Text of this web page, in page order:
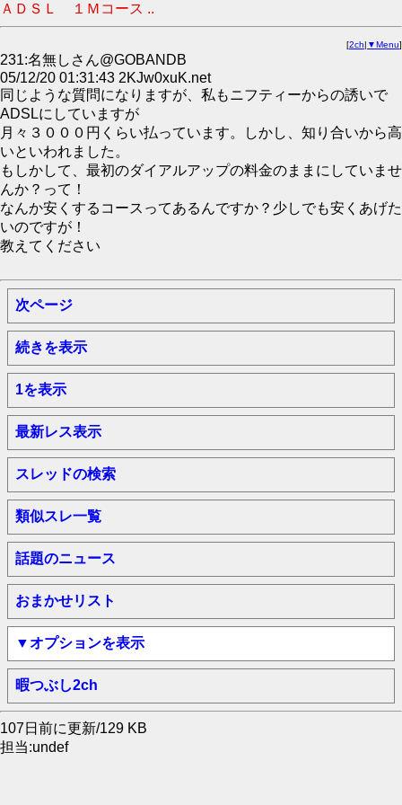
ＡＤＳＬ １Ｍコース ..
[2ch| ▼Menu]
231:名無しさん@GOBANDB
05/12/20 01:31:43 2KJw0xuK.net
同じような質問になりますが、私もニフティーからの誘いで
ADSLにしていますが
月々３０００円くらい払っています。しかし、知り合いから高
いといわれました。
もしかして、最初のダイアルアップの料金のままにしていませ
んか？って！
なんか安くするコースってあるんですか？少しでも安くあげた
いのですが！
教えてください
次ページ
続きを表示
1を表示
最新レス表示
スレッドの検索
類似スレ一覧
話題のニュース
おまかせリスト
▼オプションを表示
暇つぶし2ch
107日前に更新/129 KB
担当:undef